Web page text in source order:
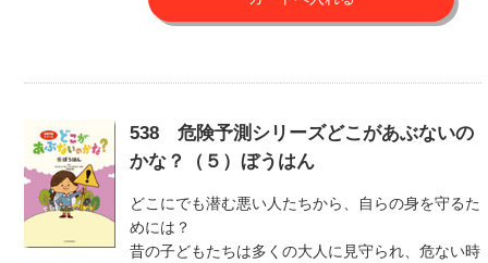
538 危険予測シリーズどこがあぶないの
かな？（５）ぼうはん
どこにでも潜む悪い人たちから、自らの身を守るた
めには？
昔の子どもたちは多くの大人に見守られ、危ない時